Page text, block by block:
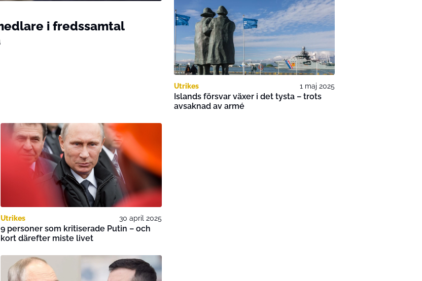
i fredssamtal
Utrikes 1 maj 2025
Islands försvar växer i det tysta – trots
avsaknad av armé
Utrikes 30 april 2025
9 personer som kritiserade Putin – och
kort därefter miste livet